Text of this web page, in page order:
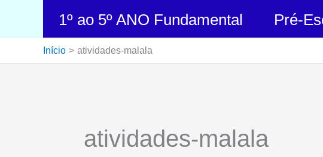
1º ao 5º ANO Fundamental
Pré-
Início atividades-malala
atividades-malala